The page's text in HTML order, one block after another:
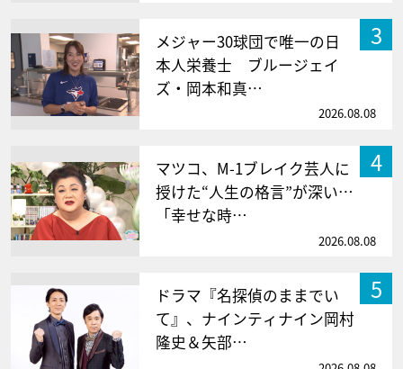
3
メジャー30球団で唯一の日
本人栄養士 ブルージェイ
ズ・岡本和真…
2026.08.08
4
マツコ、M-1ブレイク芸人に
授けた“人生の格言”が深い…
「幸せな時…
2026.08.08
5
ドラマ『名探偵のままでい
て』、ナインティナイン岡村
隆史＆矢部…